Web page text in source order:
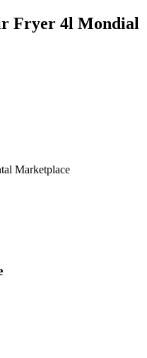
Fryer 4l Mondial
Marketplace